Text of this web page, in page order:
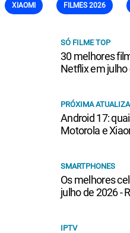
XIAOMI FILMES 2026
SÓ FILME TOP
30 melhores
Netflix em julho
PRÓXIMA
Android 17:
Motorola e
SMARTPHONES
Os melhores
julho de 2026 -
IPTV